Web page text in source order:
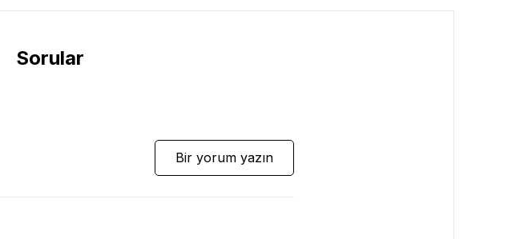
Sorular
Bir yorum yazın